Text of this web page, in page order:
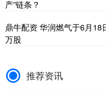
产”链条？
鼎牛配资 华润燃气于6月
万股
推荐资讯